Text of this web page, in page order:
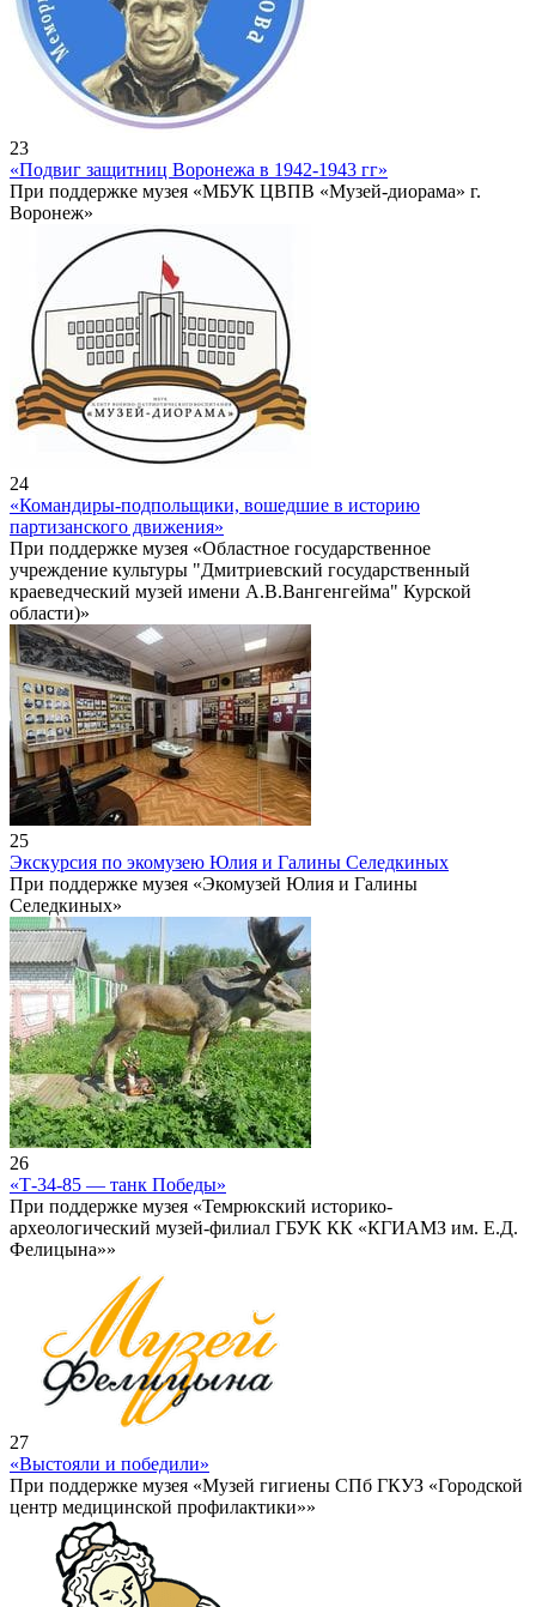
23
«Подвиг защитниц Воронежа в 1942-1943 гг»
При поддержке музея «МБУК ЦВПВ «Музей-диорама» г.
Воронеж»
24
«Командиры-подпольщики, вошедшие в историю
партизанского движения»
При поддержке музея «Областное государственное
учреждение культуры "Дмитриевский государственный
краеведческий музей имени А.В.Вангенгейма" Курской
области)»
25
Экскурсия по экомузею Юлия и Галины Селедкиных
При поддержке музея «Экомузей Юлия и Галины
Селедкиных»
26
«Т-34-85 — танк Победы»
При поддержке музея «Темрюкский историко-
археологический музей-филиал ГБУК КК «КГИАМЗ им. Е.Д.
Фелицына»»
27
«Выстояли и победили»
При поддержке музея «Музей гигиены СПб ГКУЗ «Городской
центр медицинской профилактики»»